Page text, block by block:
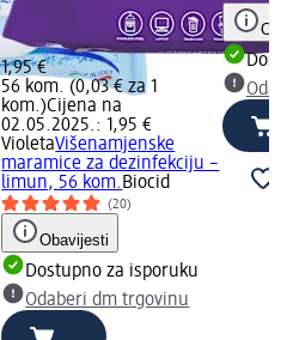
1,95 €
56 kom. (0,03 € za 1
kom.)Cijena na
02.05.2025.: 1,95 €
VioletaVišenamjenske
maramice za dezinfekciju –
limun, 56 kom. Biocid
(20)
Obavijesti
Dostupno za isporuku
Odaberi dm trgovinu